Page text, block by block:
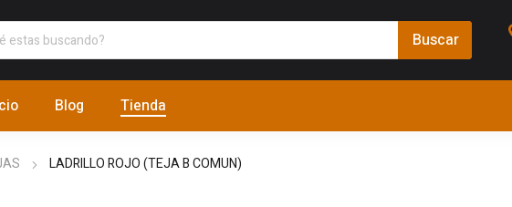
Blog Tienda
LADRILLO ROJO (TEJA B COMUN)